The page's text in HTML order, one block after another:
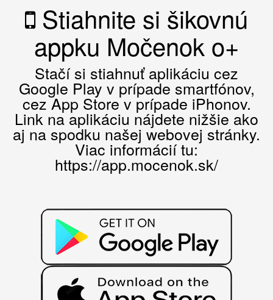
Stiahnite si šikovnú
appku Močenok o+
Stačí si stiahnuť aplikáciu cez
Google Play v prípade smartfónov,
cez App Store v prípade iPhonov.
Link na aplikáciu nájdete nižšie ako
aj na spodku našej webovej stránky.
Viac informácií tu:
https://app.mocenok.sk/